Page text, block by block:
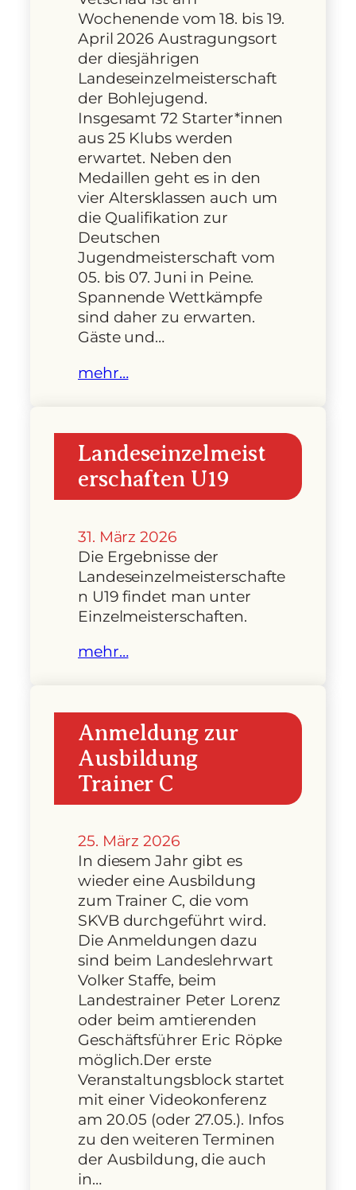
Wochenende vom 18. bis 19.
April 2026 Austragungsort
der diesjährigen
Landeseinzelmeisterschaft
der Bohlejugend.
Insgesamt 72 Starter*innen
aus 25 Klubs werden
erwartet. Neben den
Medaillen geht es in den
vier Altersklassen auch um
die Qualifikation zur
Deutschen
Jugendmeisterschaft vom
05. bis 07. Juni in Peine.
Spannende Wettkämpfe
sind daher zu erwarten.
Gäste und…
mehr…
Landeseinzelmeist
erschaften U19
31. März 2026
Die Ergebnisse der
Landeseinzelmeisterschafte
n U19 findet man unter
Einzelmeisterschaften.
mehr…
Anmeldung zur
Ausbildung
Trainer C
25. März 2026
In diesem Jahr gibt es
wieder eine Ausbildung
zum Trainer C, die vom
SKVB durchgeführt wird.
Die Anmeldungen dazu
sind beim Landeslehrwart
Volker Staffe, beim
Landestrainer Peter Lorenz
oder beim amtierenden
Geschäftsführer Eric Röpke
möglich.Der erste
Veranstaltungsblock startet
mit einer Videokonferenz
am 20.05 (oder 27.05.). Infos
zu den weiteren Terminen
der Ausbildung, die auch
in…